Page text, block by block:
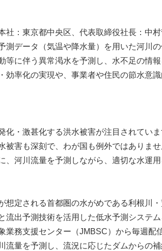
：東京都中央区、代表取締役社長：中村
測データ（気温や降水量）を用いた河川
等に伴う異常渇水を予測し、水不足の情
効率化の実現や、事業者や住民の節水意識
・激甚化する洪水被害が注目されてい
被害も深刻で、わが国も例外ではありま
、河川流量を予測しながら、適切な水運
定される首都圏の水がめである利根川
流出予測技術を活用した低水予測システム
務支援センター（JMBSC）から毎週配
流量を予測し、流況に応じたダムからの